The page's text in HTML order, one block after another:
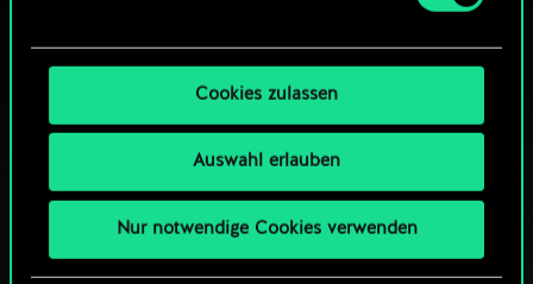
Cookies zulassen
Auswahl erlauben
Nur notwendige Cookies verwenden
WIE WÄR’S MIT EINER RUNDE GWENT?